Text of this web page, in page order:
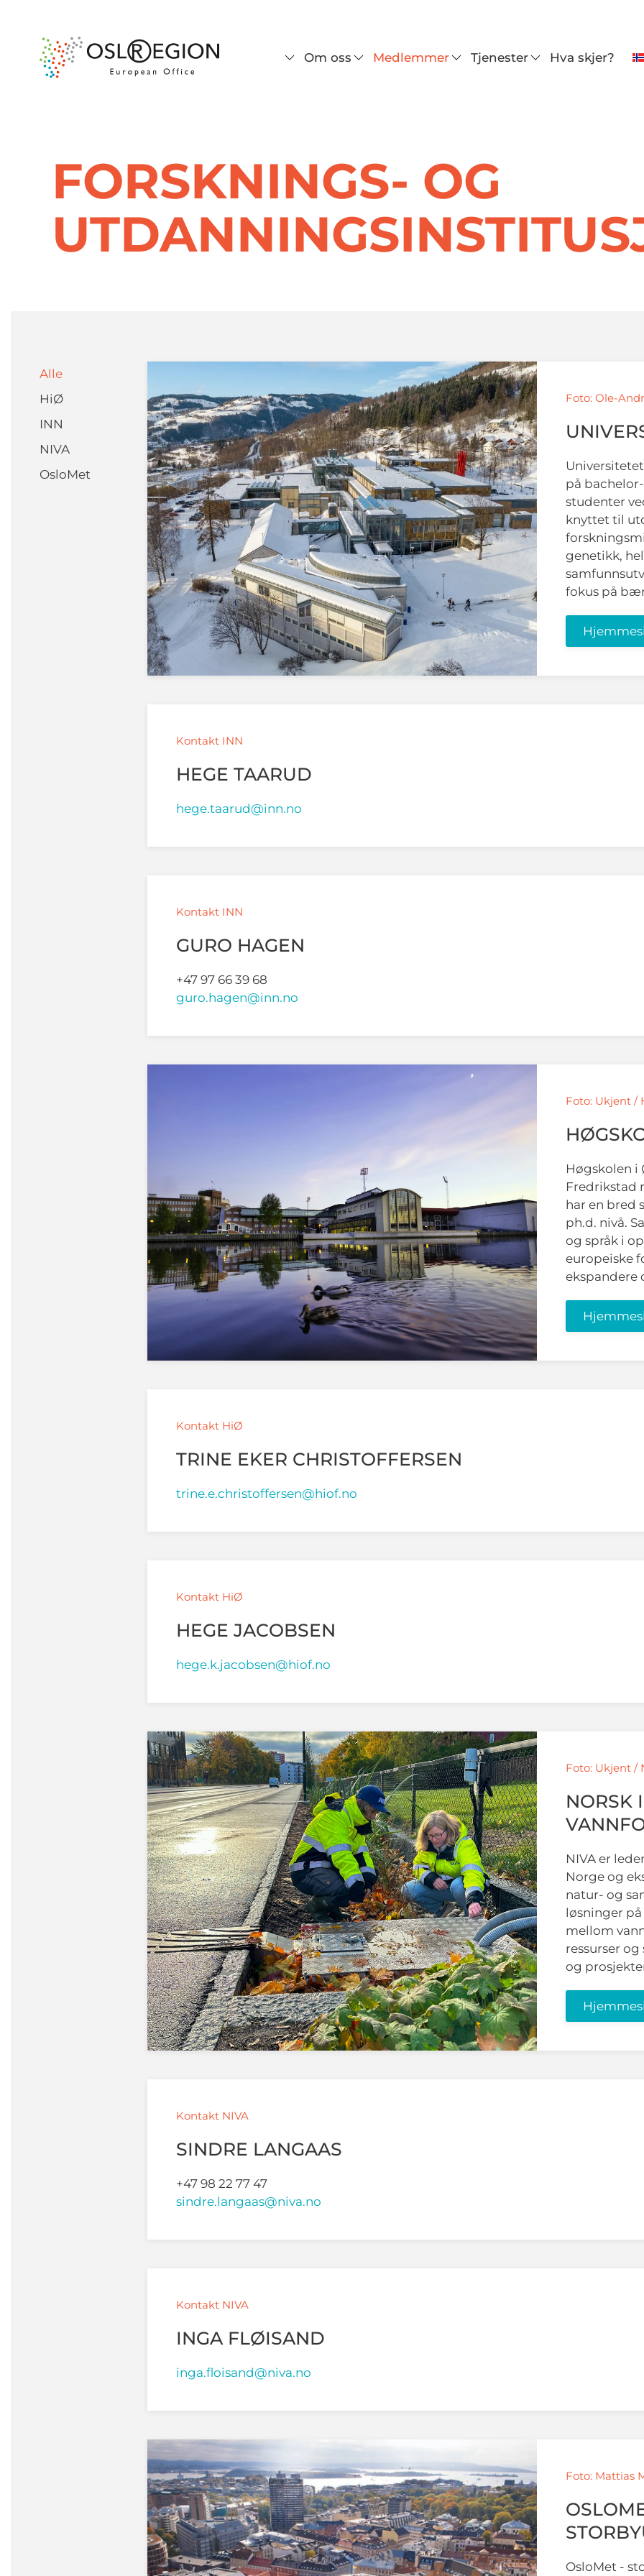
Om oss Medlemmer Tjenester Hva skjer?
FORSKNINGS- OG
UTDANNINGS
Alle
HiØ
INN
NIVA
OsloMet
Foto: Ole-
på
studenter
knyttet til
genetikk,
fokus på
Kontakt INN
HEGE TAARUD
hege.taarud@inn.no
Kontakt INN
GURO HAGEN
+47 97 66 39 68
guro.hagen@inn.no
Foto: Ukjent /
Høgskolen i
Fredrikstad
har en bred
ph.d. nivå.
og språk i
europeiske
ekspandere
Kontakt HiØ
TRINE EKER CHRISTOFFERSEN
trine.e.christoffersen@hiof.no
Kontakt HiØ
HEGE JACOBSEN
hege.k.jacobsen@hiof.no
Foto: Ukjent /
NORSK
NIVA er
Norge og
natur- og
løsninger
mellom
ressurser
og
Kontakt NIVA
SINDRE LANGAAS
+47 98 22 77 47
sindre.langaas@niva.no
Kontakt NIVA
INGA FLØISAND
inga.floisand@niva.no
Foto: Mattias
OsloMet -